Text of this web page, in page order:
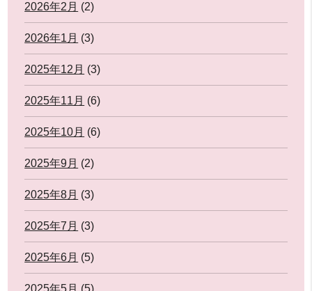
2026年2月 (2)
2026年1月 (3)
2025年12月 (3)
2025年11月 (6)
2025年10月 (6)
2025年9月 (2)
2025年8月 (3)
2025年7月 (3)
2025年6月 (5)
2025年5月 (5)